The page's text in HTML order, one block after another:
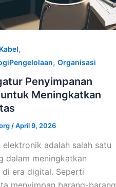
,
, Organisasi
Penyimpanan
Meningkatkan
/April 9, 2026
elektronik adalah salah satu
dalam meningkatkan
era digital. Seperti